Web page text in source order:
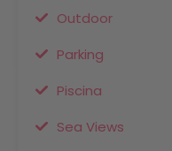
Outdoor
Parking
Piscina
Sea Views